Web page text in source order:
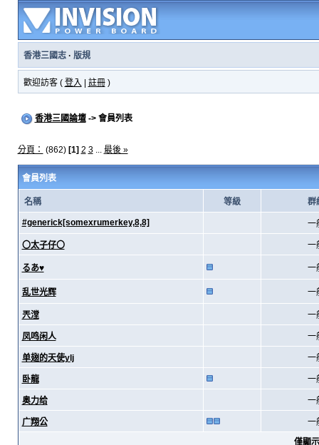
香港三國志· 版規
歡迎訪客 ( 登入 註冊)
香港三國論壇-> 會員列表
分頁： (862) [1] 2 3... 最後 »
會員列表
名稱 等級 群
#generick[somexrumerkey,8,8] 一
〇太子仔〇 一
るあ♥ 一
乱世光辉 一
兲漟 一
凤鸣闲人 一
单翅的天使ylj 一
卧龍 一
奥力给 一
广翔公
一
僅顯